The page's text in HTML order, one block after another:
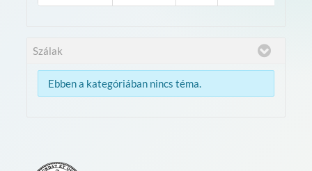
Szálak
Ebben a kategóriában nincs téma.